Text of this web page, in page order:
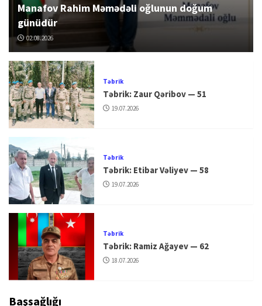
Manafov Rahim Məmədəli oğlunun doğum
günüdür
02.08.2026
Təbrik
Təbrik: Zaur Qəribov — 51
19.07.2026
Təbrik
Təbrik: Etibar Vəliyev — 58
19.07.2026
Təbrik
Təbrik: Ramiz Ağayev — 62
18.07.2026
Başsağlığı